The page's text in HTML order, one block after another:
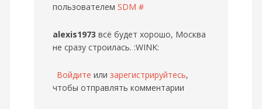
пользователем SDM #
alexis1973 всё будет хорошо, Москва
не сразу строилась. :WINK:
Войдите или зарегистрируйтесь,
чтобы отправлять комментарии